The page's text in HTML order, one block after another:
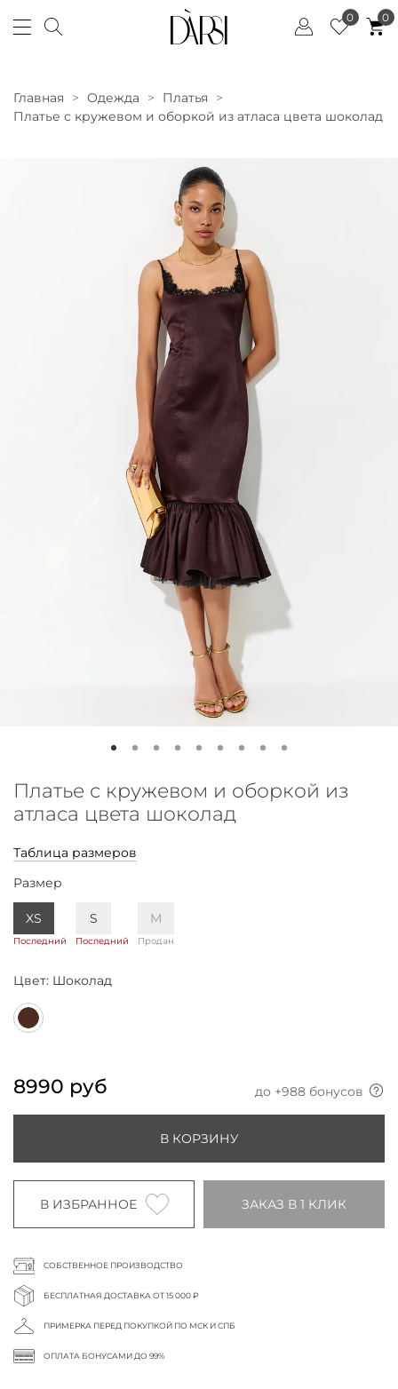
0 0
Главная Одежда
Платья
Платье с кружевом и оборкой из атласа цвета шоколад
Платье с кружевом и оборкой из
атласа цвета шоколад
Таблица размеров
Размер
XS
Последний
S
Последний
M
Продан
Цвет: Шоколад
8990 руб до +988 бонусов
В КОРЗИНУ
В ИЗБРАННОЕ ЗАКАЗ В 1 КЛИК
СОБСТВЕННОЕ ПРОИЗВОДСТВО
БЕСПЛАТНАЯ ДОСТАВКА ОТ 15 000 ₽
ПРИМЕРКА ПЕРЕД ПОКУПКОЙ ПО МСК И СПБ
ОПЛАТА БОНУСАМИ ДО 99%